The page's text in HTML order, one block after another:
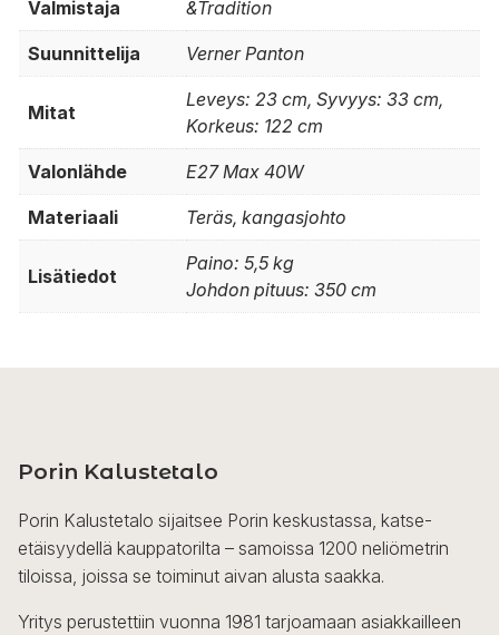
Valmistaja &Tradition
Suunnittelija Verner Panton
Mitat
Leveys: 23 cm, Syvyys: 33 cm,
Korkeus: 122 cm
Valonlähde E27 Max 40W
Materiaali Teräs, kangasjohto
Lisätiedot
Paino: 5,5 kg
Johdon pituus: 350 cm
Porin Kalustetalo
Porin Kalustetalo sijaitsee Porin keskustassa, katse-
etäisyydellä kauppatorilta – samoissa 1200 neliömetrin
tiloissa, joissa se toiminut aivan alusta saakka.
Yritys perustettiin vuonna 1981 tarjoamaan asiakkailleen